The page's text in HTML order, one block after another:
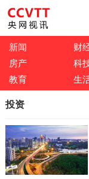
新闻 财
房产
科
教育
生
投资